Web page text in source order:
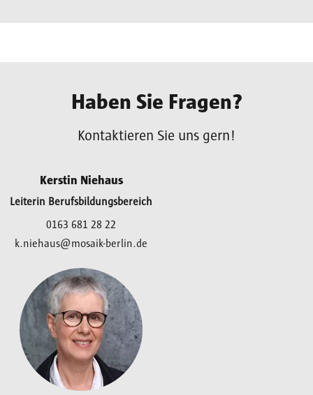
Haben Sie Fragen?
Kontaktieren Sie uns gern!
Kerstin Niehaus
Leiterin Berufsbildungsbereich
0163 681 28 22
k.niehaus@mosaik-berlin.de